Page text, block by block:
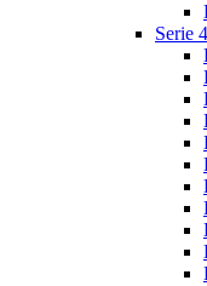
Serie